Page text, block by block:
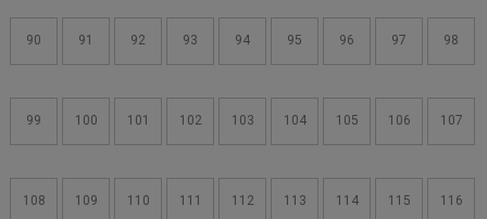
90 91 92 93 94 95 96 97 98
99 100 101 102 103 104 105 106 107
108 109 110 111 112 113 114 115 116